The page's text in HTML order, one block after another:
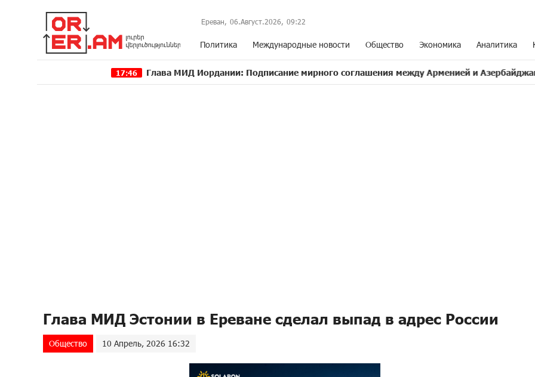
Ереван, 06.Август.2026, 09:22
Политика Международные новости Общество Экономика Аналитика
Глава МИД Иордании: Подписание мирного соглашения между Арменией и Азербайджаном близко
Глава МИД Эстонии в Ереване сделал выпад в адрес России
Общество 10 Апрель, 2026 16:32